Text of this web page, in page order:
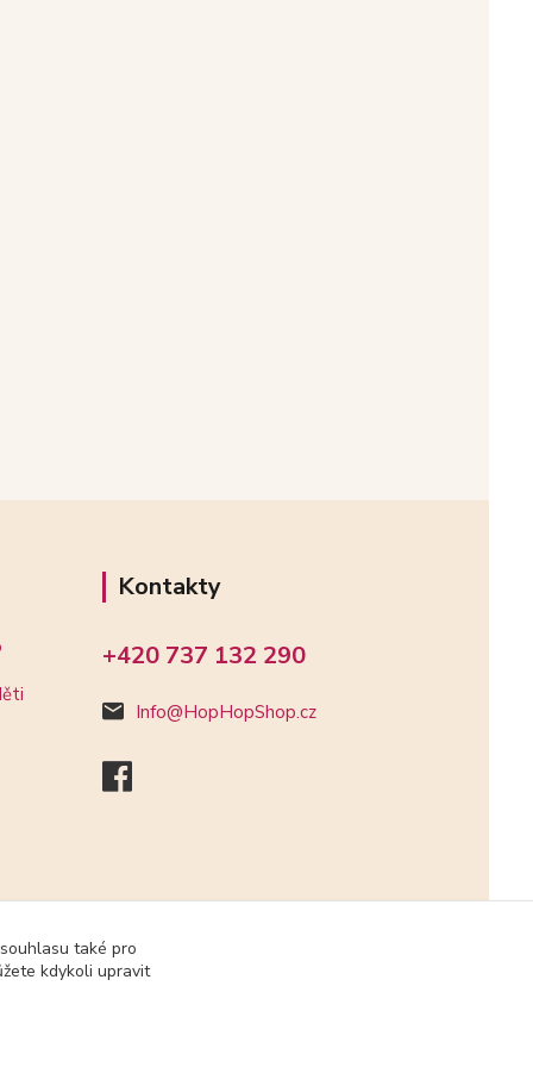
Kontakty
+420 737 132 290
Info@HopHopShop.cz
také pro
kdykoli upravit